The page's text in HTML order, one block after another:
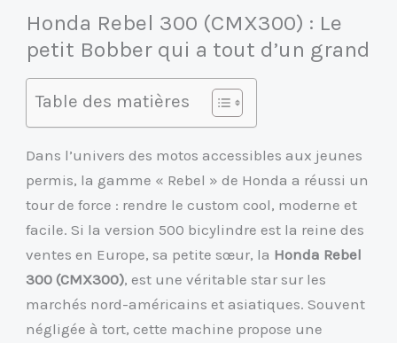
Honda Rebel 300 (CMX300) : Le
petit Bobber qui a tout d’un grand
Table des matières
Dans l’univers des motos accessibles aux jeunes
permis, la gamme « Rebel » de Honda a réussi un
tour de force : rendre le custom cool, moderne et
facile. Si la version 500 bicylindre est la reine des
ventes en Europe, sa petite sœur, la Honda Rebel
300 (CMX300), est une véritable star sur les
marchés nord-américains et asiatiques. Souvent
négligée à tort, cette machine propose une